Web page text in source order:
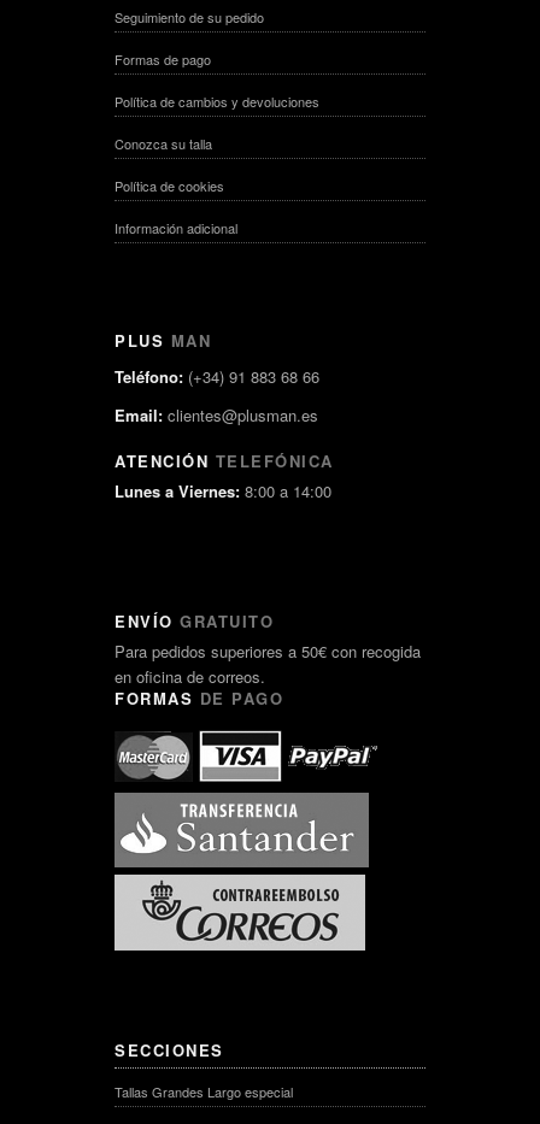
Seguimiento de su pedido
Formas de pago
Política de cambios y devoluciones
Conozca su talla
Política de cookies
Información adicional
PLUS MAN
Teléfono: (+34) 91 883 68 66
Email: clientes@plusman.es
ATENCIÓN TELEFÓNICA
Lunes a Viernes: 8:00 a 14:00
ENVÍO GRATUITO
Para pedidos superiores a 50€ con recogida
en oficina de correos.
FORMAS DE PAGO
SECCIONES
Tallas Grandes Largo especial